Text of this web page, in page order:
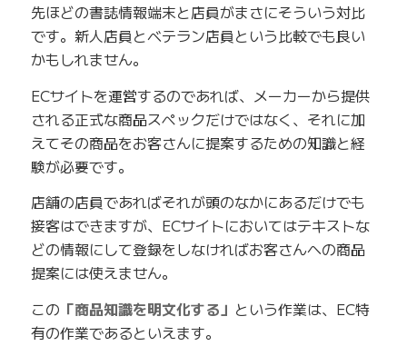
先ほどの書誌情報端末と店員がまさにそういう対比
です。新人店員とベテラン店員という比較でも良い
かもしれません。
ECサイトを運営するのであれば、メーカーから提供
される正式な商品スペックだけではなく、それに加
えてその商品をお客さんに提案するための知識と経
験が必要です。
店舗の店員であればそれが頭のなかにあるだけでも
接客はできますが、ECサイトにおいてはテキストな
どの情報にして登録をしなければお客さんへの商品
提案には使えません。
この 「商品知識を明文化する」 という作業は、EC特
有の作業であるといえます。